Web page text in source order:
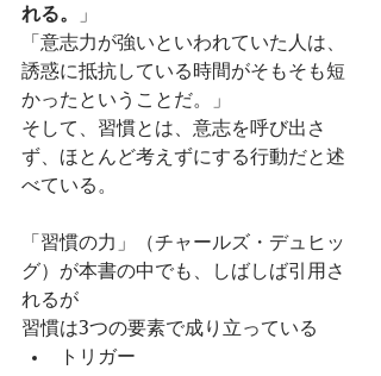
れる。
」
「意志力が強いといわれていた人は、
誘惑に抵抗している時間がそもそも短
かったということだ。」
そして、習慣とは、意志を呼び出さ
ず、ほとんど考えずにする行動だと述
べている。
「習慣の力」（チャールズ・デュヒッ
グ）が本書の中でも、しばしば引用さ
れるが
習慣は3つの要素で成り立っている
トリガー